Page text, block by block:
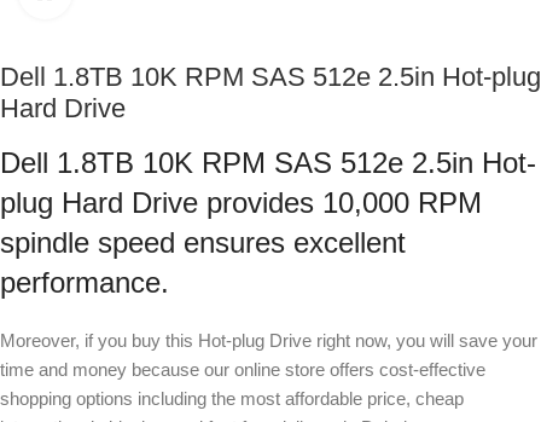
Dell 1.8TB 10K RPM SAS 512e 2.5in Hot-plug
Hard Drive
Dell 1.8TB 10K RPM SAS 512e 2.5in Hot-
plug Hard Drive provides 10,000 RPM
spindle speed ensures excellent
performance.
Moreover, if you buy this Hot-plug Drive right now, you will save your
time and money because our online store offers cost-effective
shopping options including the most affordable price, cheap